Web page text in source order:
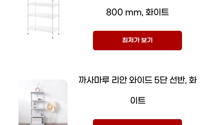
800 mm, 화이트
최저가 보기
까사마루 리안 와이드 5단 선반, 화
이트